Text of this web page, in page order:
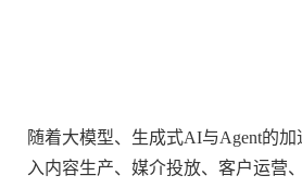
随着大模型、生成式AI与Agent的加
入内容生产、媒介投放、客户运营